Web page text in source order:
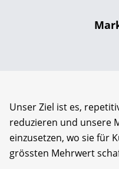
Unser Ziel ist es,
reduzieren und unsere
einzusetzen, wo sie für
grössten Mehrwert